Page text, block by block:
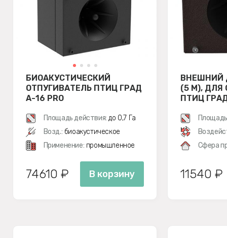
БИОАКУСТИЧЕСКИЙ
ОТПУГИВАТЕЛЬ ПТИЦ ГРАД
А-16 PRO
Площадь действия: до 0,7 Га
Возд.: биоакустическое
Применение: промышленное
74610 ₽ В корзину
ВНЕШНИЙ
(5 М), ДЛЯ
ПТИЦ ГРАД
м²
Сфера
11540 ₽